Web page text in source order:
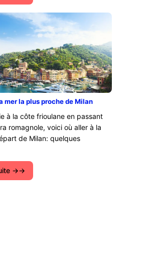
mer la plus proche de Milan
à la côte frioulane en passant
romagnole, voici où aller à la
de Milan: quelques
→